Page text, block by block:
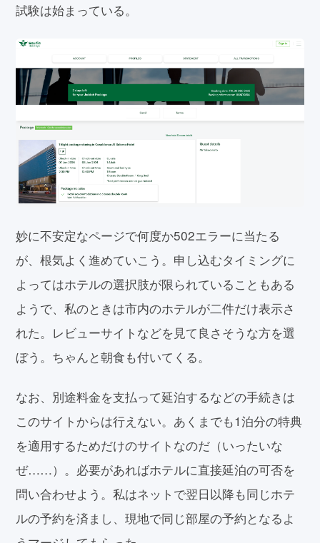
試験は始まっている。
妙に不安定なページで何度か502エラーに当たる
が、根気よく進めていこう。申し込むタイミングに
よってはホテルの選択肢が限られていることもある
ようで、私のときは市内のホテルが二件だけ表示さ
れた。レビューサイトなどを見て良さそうな方を選
ぼう。ちゃんと朝食も付いてくる。
なお、別途料金を支払って延泊するなどの手続きは
このサイトからは行えない。あくまでも1泊分の特典
を適用するためだけのサイトなのだ（いったいな
ぜ……）。必要があればホテルに直接延泊の可否を
問い合わせよう。私はネットで翌日以降も同じホテ
ルの予約を済まし、現地で同じ部屋の予約となるよ